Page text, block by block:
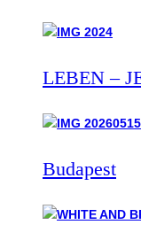
LEBEN –
Budapest